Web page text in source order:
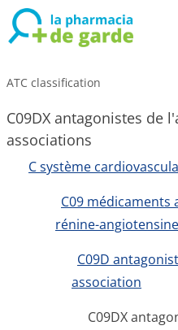
ATC classification
C09DX antagonistes de
associations
C système
C09 médicaments
rénine-angiotensine
C09D
association
C09DX